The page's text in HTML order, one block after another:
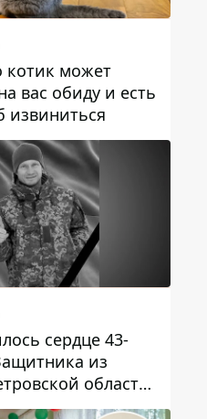
котик может
вас обиду и есть
извиниться
сердце 43-
из
области